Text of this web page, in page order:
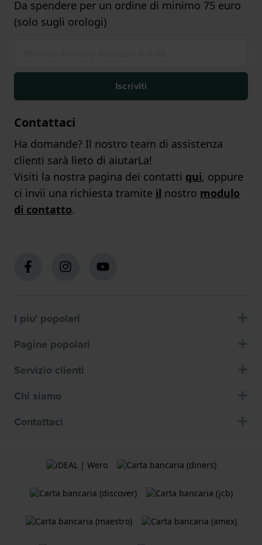
Da spendere per un ordine di minimo 75 euro
(solo sugli orologi)
Iscriviti
Contattaci
Ha domande? Il nostro team di assistenza
clienti sarà lieto di aiutarLa!
Visiti la nostra pagina dei contatti qui, oppure
ci invii una richiesta tramite il nostro modulo
di contatto.
I piu' popolari
Pagine popolari
Servizio clienti
Chi siamo
Contattaci